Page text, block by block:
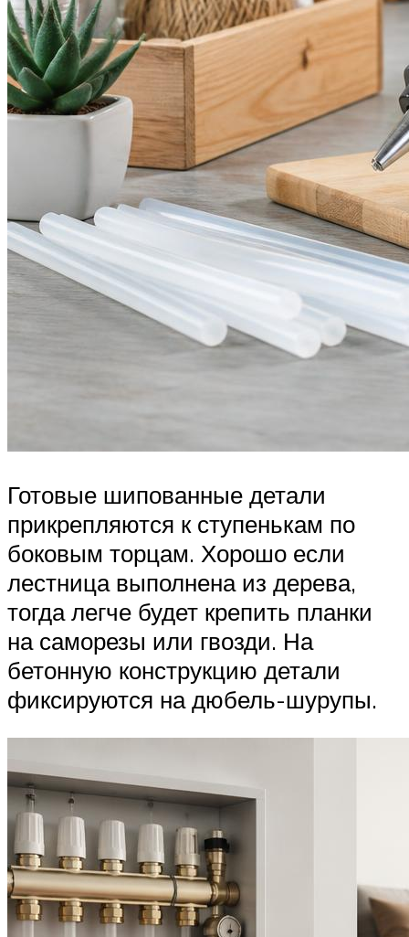
Готовые шипованные детали
прикрепляются к ступенькам по
боковым торцам. Хорошо если
лестница выполнена из дерева,
тогда легче будет крепить планки
на саморезы или гвозди. На
бетонную конструкцию детали
фиксируются на дюбель-шурупы.